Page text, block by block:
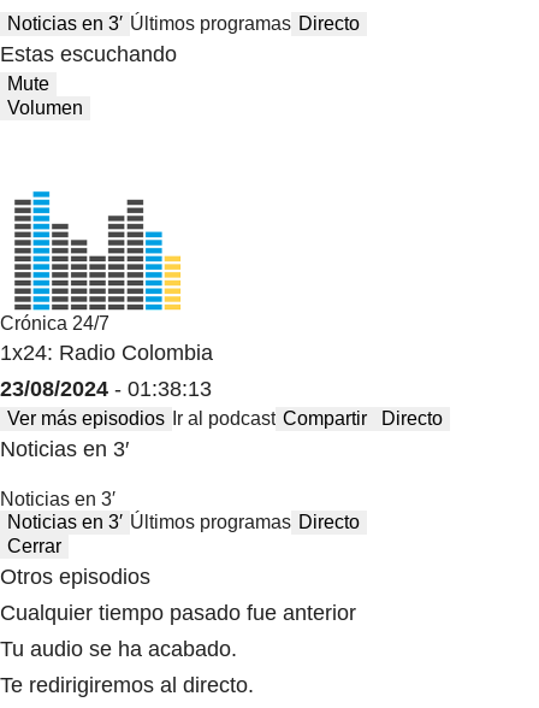
Noticias en 3′ Últimos programas Directo
Estas escuchando
Mute
Volumen
Crónica 24/7
1x24: Radio Colombia
23/08/2024 - 01:38:13
Ver más episodios Ir al podcast Compartir Directo
Noticias en 3′
Noticias en 3′
Noticias en 3′ Últimos programas Directo
Cerrar
Otros episodios
Cualquier tiempo pasado fue anterior
Tu audio se ha acabado.
Te redirigiremos al directo.